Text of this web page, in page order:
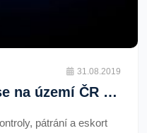
31.08.2019
Chebsko: Zdržovala se na území ČR i přesto, že měla uloženo rozhodnutí o vyhoštění
pátrání a eskort